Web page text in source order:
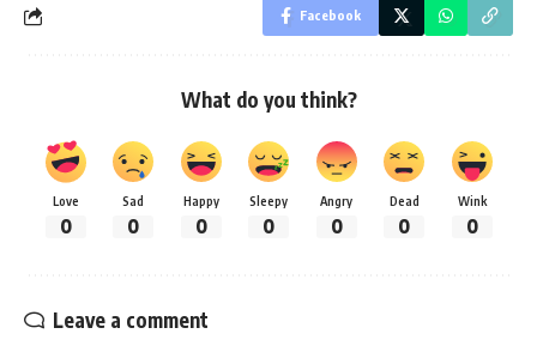
Facebook
What do you think?
Love
0
Sad
0
Happy
0
Sleepy
0
Angry
0
Dead
0
Wink
0
Leave a comment